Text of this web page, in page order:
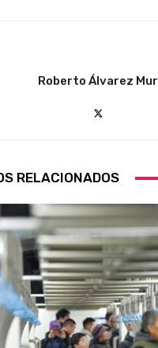
Roberto Álvarez Mur
RELACIONADOS